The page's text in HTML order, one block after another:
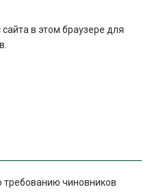
в этом браузере для
требованию чиновников